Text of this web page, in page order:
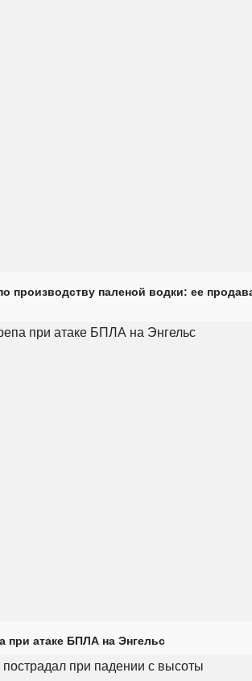
производству паленой водки: ее
при атаке БПЛА на Энгельс